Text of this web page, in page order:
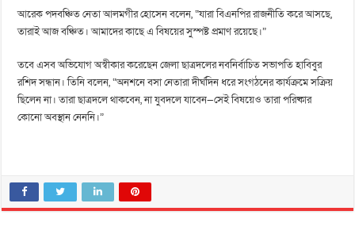
আরেক পদবঞ্চিত নেতা আলমগীর হোসেন বলেন, “যারা বিএনপির রাজনীতি করে আসছে,
তারাই আজ বঞ্চিত। আমাদের কাছে এ বিষয়ের সুস্পষ্ট প্রমাণ রয়েছে।”
তবে এসব অভিযোগ অস্বীকার করেছেন জেলা ছাত্রদলের নবনির্বাচিত সভাপতি হাবিবুর
রশিদ সন্ধান। তিনি বলেন, “অনশনে বসা নেতারা দীর্ঘদিন ধরে সংগঠনের কার্যক্রমে সক্রিয়
ছিলেন না। তারা ছাত্রদলে থাকবেন, না যুবদলে যাবেন—সেই বিষয়েও তারা পরিষ্কার
কোনো অবস্থান নেননি।”